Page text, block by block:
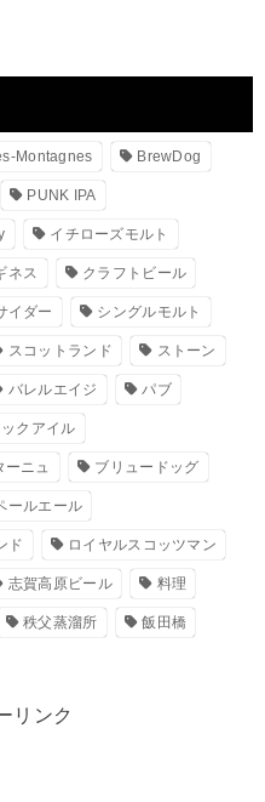
Montagnes BrewDog
PUNK IPA
イチローズモルト
ネス クラフトビール
イダー シングルモルト
スコットランド ストーン
バレルエイジ パブ
クアイル
ニュ ブリュードッグ
ールエール
ド ロイヤルスコッツマン
志賀高原ビール 料理
秩父蒸溜所 飯田橋
リンク